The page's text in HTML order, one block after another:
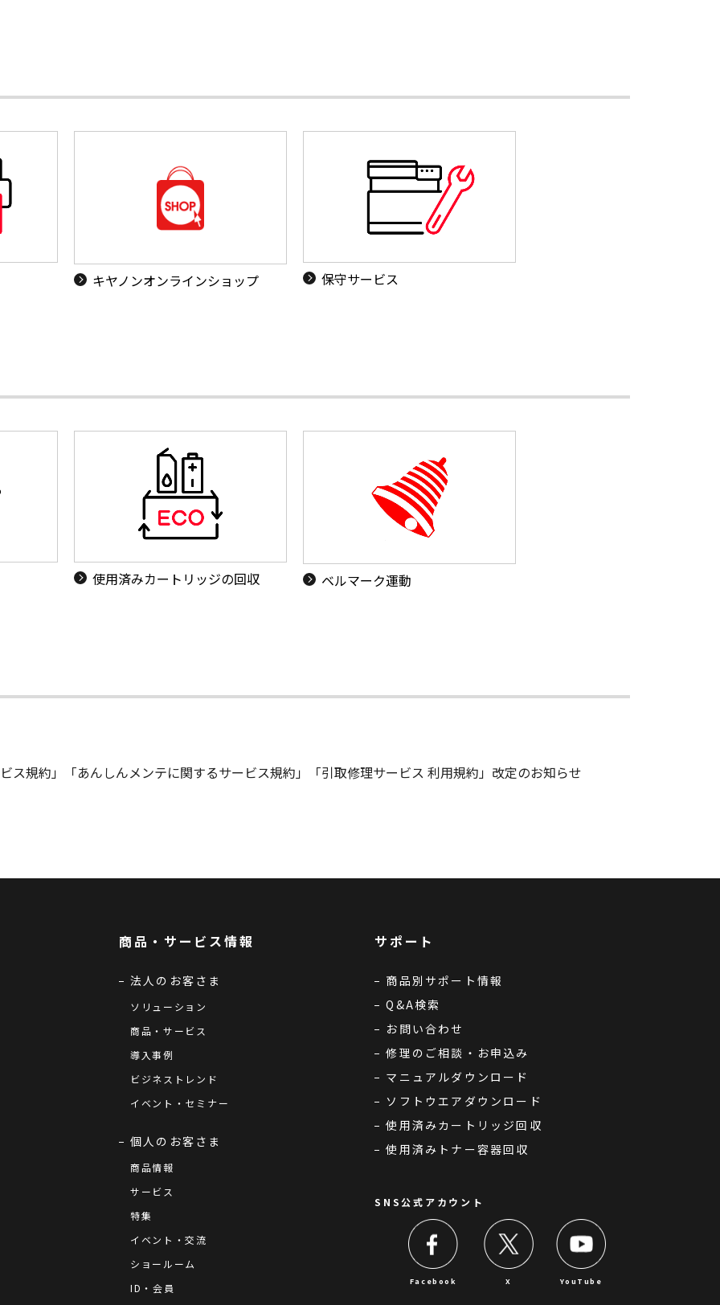
キヤノンオンラインショップ 保守サービス
使用済みカートリッジの回収 ベルマーク運動
ス規約」「あんしんメンテに関するサービス規約」「引取修理サービス 利用規約」改定のお知らせ
商品・サービス情報
法人のお客さま
ソリューション
商品・サービス
導入事例
ビジネストレンド
イベント・セミナー
個人のお客さま
商品情報
サービス
特集
イベント・交流
ショールーム
ID・会員
サポート
商品別サポート情報
Q&A検索
お問い合わせ
修理のご相談・お申込み
マニュアルダウンロード
ソフトウエアダウンロード
使用済みカートリッジ回収
使用済みトナー容器回収
SNS公式アカウント
Facebook X YouTube